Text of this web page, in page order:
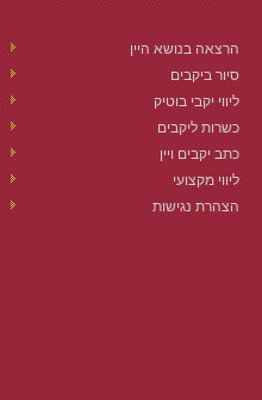
הרצאה בנושא היין
סיור ביקבים
ליווי יקבי בוטיק
כשרות ליקבים
כתב יקבים ויין
ליווי מקצועי
הצהרת נגישות